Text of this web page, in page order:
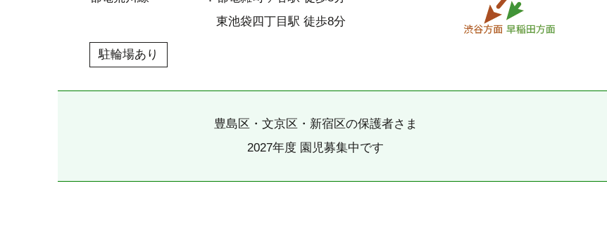
東池袋四丁目駅 徒歩8分
駐輪場あり
豊島区・文京区・新宿区の保護者さま
2027年度 園児募集中です